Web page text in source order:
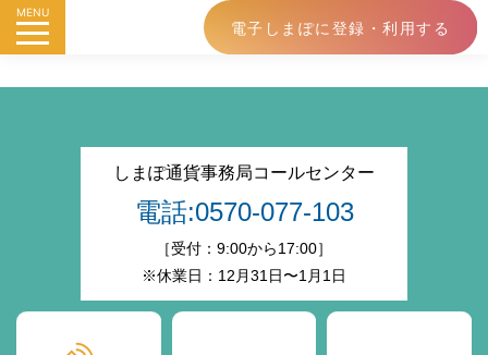
MENU
電子しまぽに登録・利用する
しまぽ通貨事務局コールセンター
電話:0570-077-103
［受付：9:00から17:00］
※休業日：12月31日〜1月1日